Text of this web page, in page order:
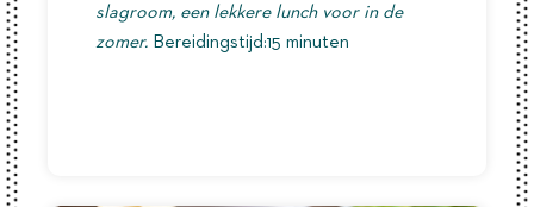
slagroom, een lekkere lunch voor in de
zomer. Bereidingstijd:15 minuten